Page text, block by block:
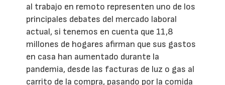
al trabajo en remoto representen uno de los
principales debates del mercado laboral
actual, si tenemos en cuenta que 11,8
millones de hogares afirman que sus gastos
en casa han aumentado durante la
pandemia, desde las facturas de luz o gas al
carrito de la compra, pasando por la comida